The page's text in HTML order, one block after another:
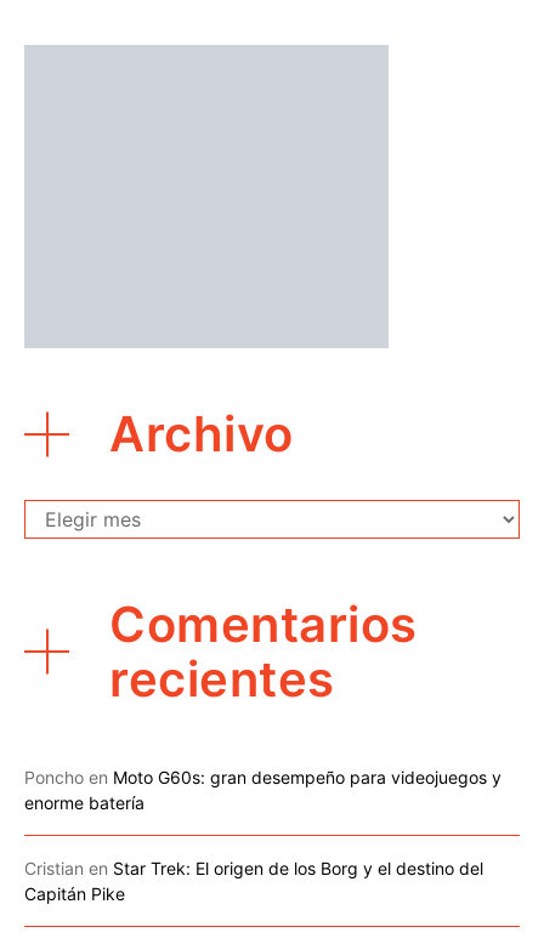
Archivo
Archivo
Comentarios
recientes
Poncho en Moto G60s: gran desempeño para videojuegos y
enorme batería
Cristian en Star Trek: El origen de los Borg y el destino del
Capitán Pike